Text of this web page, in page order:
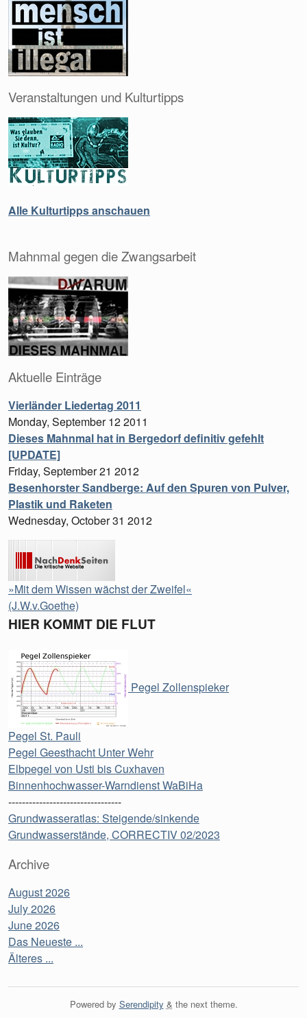
Veranstaltungen und Kulturtipps
Alle Kulturtipps anschauen
Mahnmal gegen die Zwangsarbeit
Aktuelle Einträge
Vierländer Liedertag 2011
Monday, September 12 2011
Dieses Mahnmal hat in Bergedorf definitiv gefehlt
[UPDATE]
Friday, September 21 2012
Besenhorster Sandberge: Auf den Spuren von Pulver,
Plastik und Raketen
Wednesday, October 31 2012
»Mit dem Wissen wächst der Zweifel«
(J.W.v.Goethe)
HIER KOMMT DIE FLUT
Pegel Zollenspieker
Pegel St. Pauli
Pegel Geesthacht Unter Wehr
Elbpegel von Usti bis Cuxhaven
Binnenhochwasser-Warndienst WaBiHa
---------------------------------
Grundwasseratlas: Steigende/sinkende
Grundwasserstände, CORRECTIV 02/2023
Archive
August 2026
July 2026
June 2026
Das Neueste ...
Älteres ...
Powered by Serendipity & the nexttheme.